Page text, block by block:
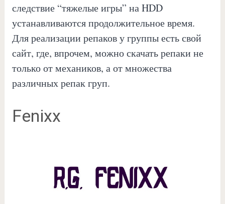
следствие “тяжелые игры” на HDD
устанавливаются продолжительное время.
Для реализации репаков у группы есть свой
сайт, где, впрочем, можно скачать репаки не
только от механиков, а от множества
различных репак груп.
Fenixx